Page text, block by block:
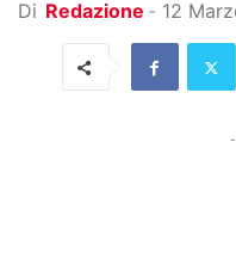
Di Redazione - 12